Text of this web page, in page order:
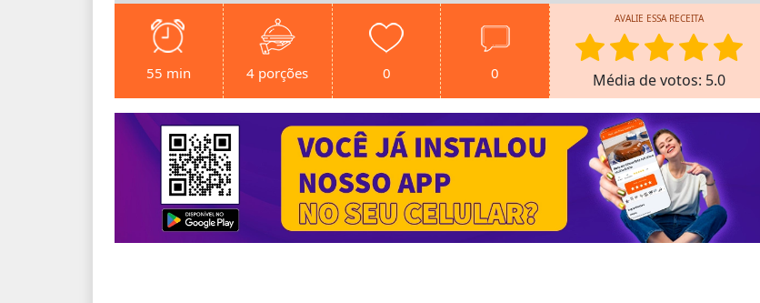
55 min 4 porções 0 0
AVALIE ESSA RECEITA
Média de votos: 5.0